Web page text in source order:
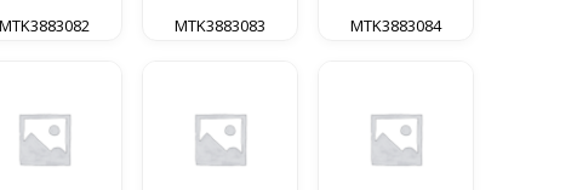
MTK3883082 MTK3883083 MTK3883084